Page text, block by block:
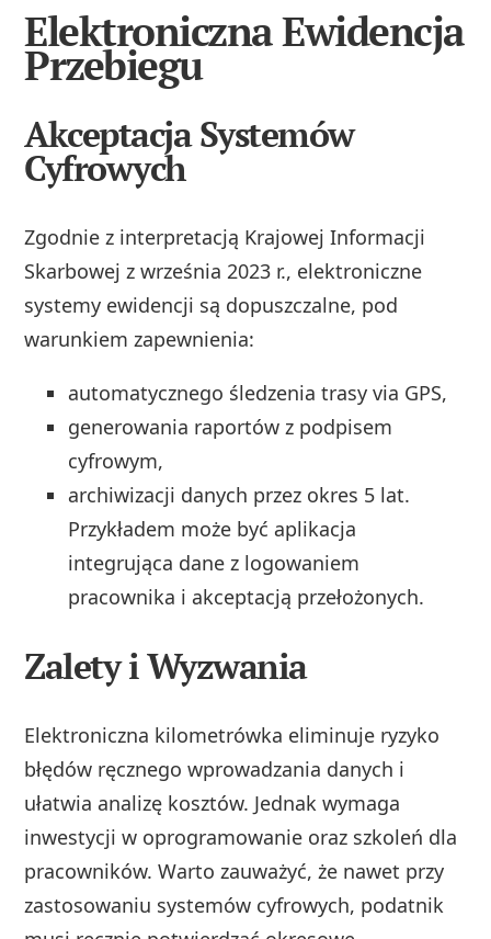
Elektroniczna Ewidencja
Przebiegu
Akceptacja Systemów
Cyfrowych
Zgodnie z interpretacją Krajowej Informacji
Skarbowej z września 2023 r., elektroniczne
systemy ewidencji są dopuszczalne, pod
warunkiem zapewnienia:
automatycznego śledzenia trasy via GPS,
generowania raportów z podpisem
cyfrowym,
archiwizacji danych przez okres 5 lat.
Przykładem może być aplikacja
integrująca dane z logowaniem
pracownika i akceptacją przełożonych.
Zalety i Wyzwania
Elektroniczna kilometrówka eliminuje ryzyko
błędów ręcznego wprowadzania danych i
ułatwia analizę kosztów. Jednak wymaga
inwestycji w oprogramowanie oraz szkoleń dla
pracowników. Warto zauważyć, że nawet przy
zastosowaniu systemów cyfrowych, podatnik